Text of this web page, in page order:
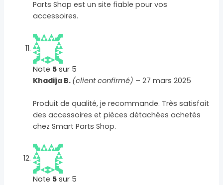
Parts Shop est un site fiable pour vos
accessoires.
Note 5 sur 5
Khadija B. (client confirmé) – 27 mars 2025
Produit de qualité, je recommande. Très satisfait
des accessoires et pièces détachées achetés
chez Smart Parts Shop.
Note 5 sur 5